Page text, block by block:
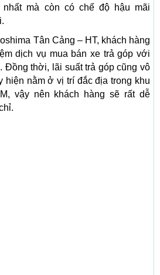
mà còn có chế độ hậu mãi
Tân Cảng – HT, khách hàng
dịch vụ mua bán xe trả góp với
Đồng thời, lãi suất trả góp cũng vô
hiện nằm ở vị trí đắc địa trong khu
vậy nên khách hàng sẽ rất dễ